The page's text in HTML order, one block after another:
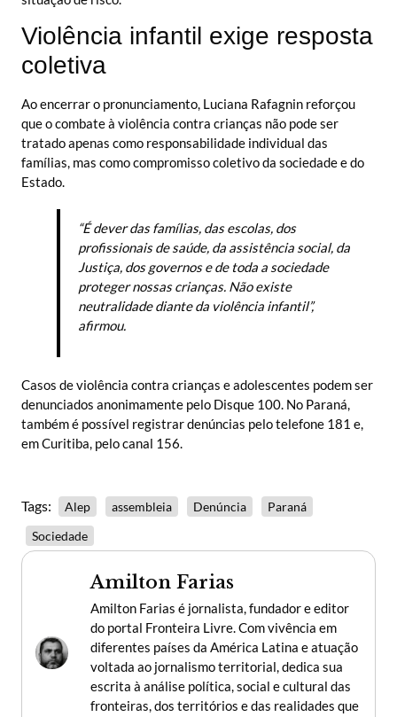
Violência infantil exige resposta
coletiva
Ao encerrar o pronunciamento, Luciana Rafagnin reforçou
que o combate à violência contra crianças não pode ser
tratado apenas como responsabilidade individual das
famílias, mas como compromisso coletivo da sociedade e do
Estado.
“É dever das famílias, das escolas, dos
profissionais de saúde, da assistência social, da
Justiça, dos governos e de toda a sociedade
proteger nossas crianças. Não existe
neutralidade diante da violência infantil”,
afirmou.
Casos de violência contra crianças e adolescentes podem ser
denunciados anonimamente pelo Disque 100. No Paraná,
também é possível registrar denúncias pelo telefone 181 e,
em Curitiba, pelo canal 156.
Tags: Alep assembleia Denúncia
Paraná
Sociedade
Amilton Farias
Amilton Farias é jornalista, fundador e editor
do portal Fronteira Livre. Com vivência em
diferentes países da América Latina e atuação
voltada ao jornalismo territorial, dedica sua
escrita à análise política, social e cultural das
fronteiras, dos territórios e das realidades que